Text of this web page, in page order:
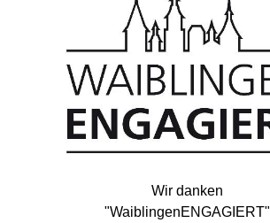
Wir danken
"WaiblingenENGAGIERT"